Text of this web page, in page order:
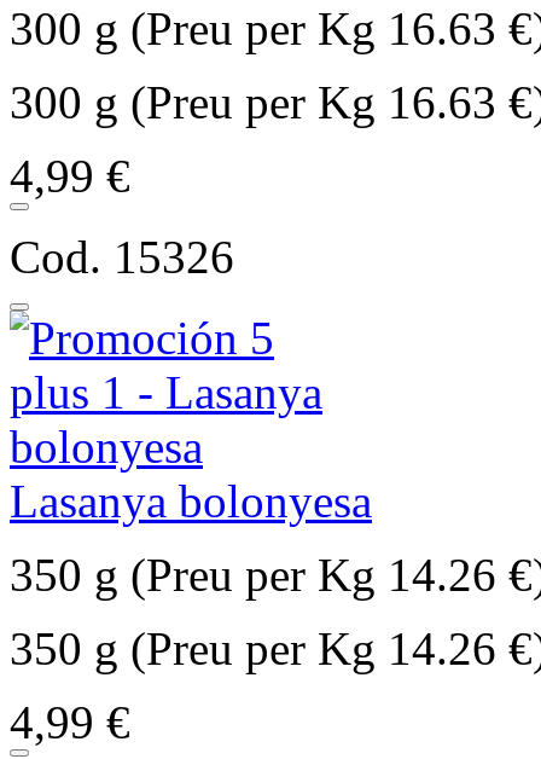
300 g (Preu per Kg 16.63
300 g (Preu per Kg 16.63
4,99 €
Cod. 15326
Lasanya bolonyesa
350 g (Preu per Kg 14.26
350 g (Preu per Kg 14.26
4,99 €